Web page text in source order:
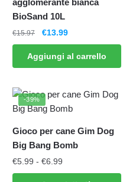
agglomerante bianca
BioSand 10L
€15.97 €13.99
Aggiungi al carrello
-39%
Gioco per cane Gim Dog
Big Bang Bomb
€5.99 - €6.99